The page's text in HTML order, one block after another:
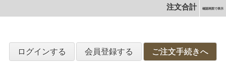
注文合計 確認画面で表示
ログインする 会員登録する ご注文手続きへ